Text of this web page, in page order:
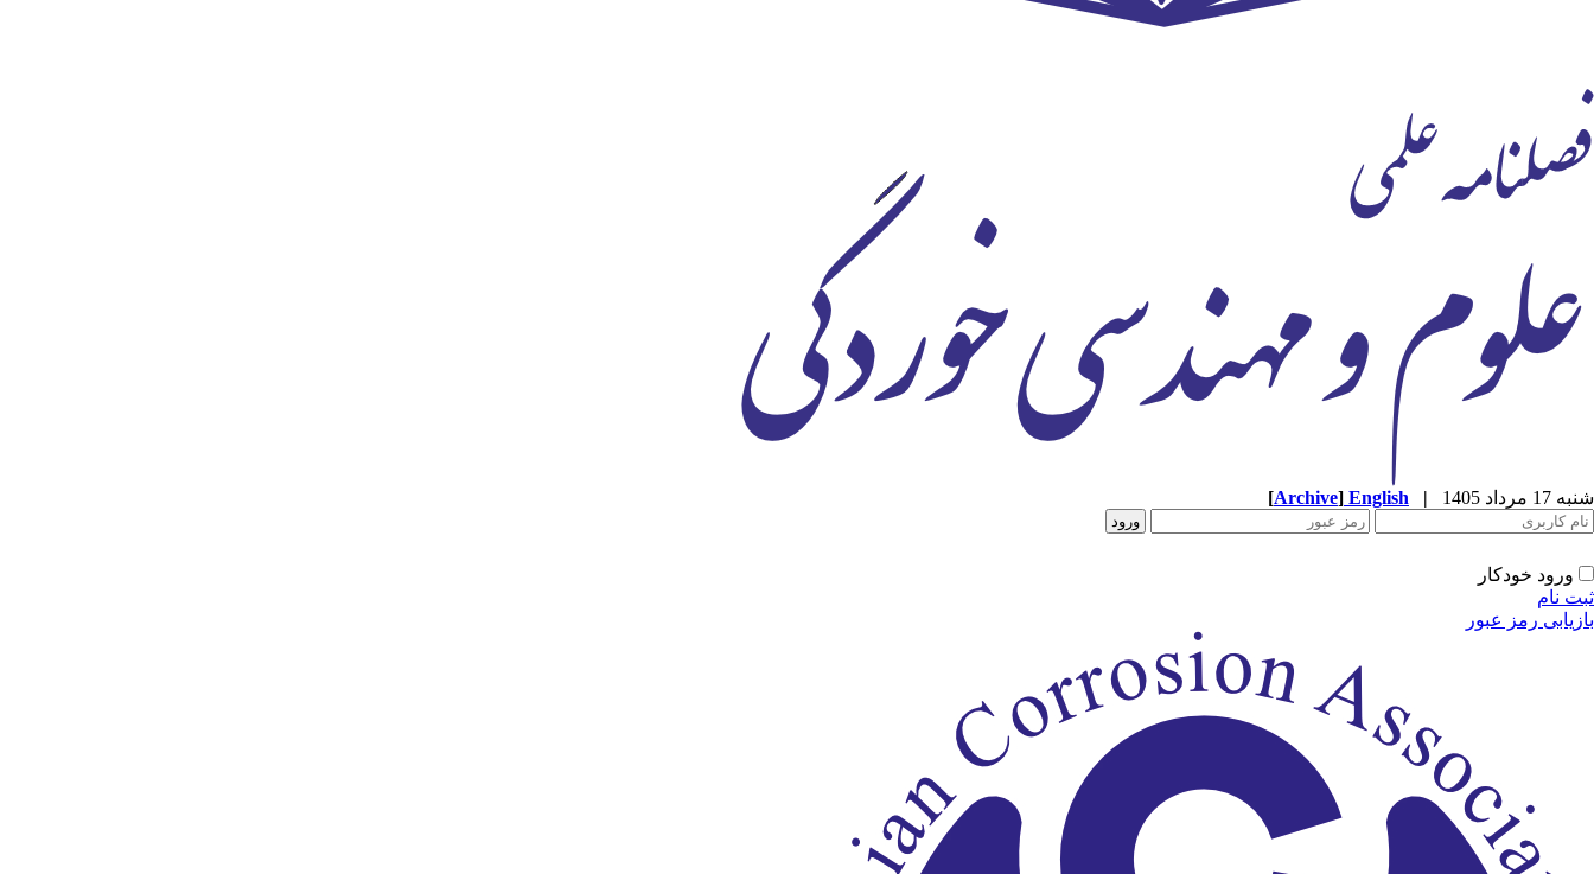
شنبه 17 مرداد 1405 |
English
[Archive]
ورود خودکار
ثبت نام
بازیابی رمز عبور